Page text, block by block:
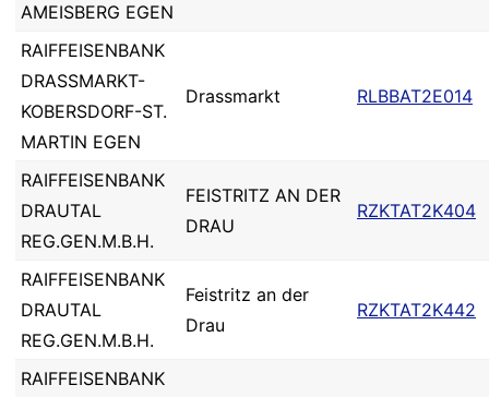
AMEISBERG EGEN
RAIFFEISENBANK
DRASSMARKT-
KOBERSDORF-ST.
MARTIN EGEN
Drassmarkt RLBBAT2E014
RAIFFEISENBANK
DRAUTAL
REG.GEN.M.B.H.
FEISTRITZ AN DER
DRAU
RZKTAT2K404
RAIFFEISENBANK
DRAUTAL
REG.GEN.M.B.H.
Feistritz an der
Drau
RZKTAT2K442
RAIFFEISENBANK